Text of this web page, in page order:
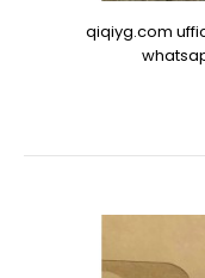
qiqiyg.com